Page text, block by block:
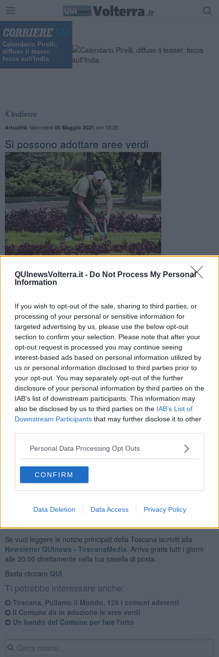
QUInewsVolterra.it - Do Not Process My Personal
Information
If you wish to opt-out of the sale, sharing to third parties, or
processing of your personal or sensitive information for
targeted advertising by us, please use the below opt-out
section to confirm your selection. Please note that after your
opt-out request is processed you may continue seeing
interest-based ads based on personal information utilized by
us or personal information disclosed to third parties prior to
your opt-out. You may separately opt-out of the further
disclosure of your personal information by third parties on the
IAB’s list of downstream participants. This information may
also be disclosed by us to third parties on the IAB’s List of
Downstream Participants that may further disclose it to other
Personal Data Processing Opt Outs
CONFIRM
Data Deletion Data Access Privacy Policy
Calendario Pirelli,
diffuso il teaser:
focus sull'India
Indietro
Attualità Mercoledì 05 Maggio 2021 ore 10:25
Si possono adottare aree verdi
Sono in corso le manutenzioni delle aree verdi pubbliche
adottate da associazioni e da privati, per le quali si può fare
VOLTERRA —Anche quest'anno, nonostante le criticità del
momento, sono in corso lemanutenzioni delle aree verdi
pubbliche adottate da associazioni e da privati.
E' possibile infatti, ai sensi del regolamento comunale, previa
stipula di apposita convenzione, adottare aree verdi pubbliche sia
da parte di privati (Enti o cittadini, aziende, negozi, artigiani,
industrie e comunque attività commerciali) che da associazioni.
Gli interessati possono farne richiesta tramite un form sul sito
comunale di Volterra.
Se vuoi leggere le notizie principali della Toscana iscriviti alla
Newsletter QUInews - ToscanaMedia. Arriva gratis tutti i giorni
alle 20:00 direttamente nella tua casella di posta.
Basta cliccare QUI
Ti potrebbe interessare anche:
Toscana, Puliamo il Mondo, 129 i comuni aderenti
Il Comune dà in adozione le aree verdi
Un bando del Comune per fare l'orto